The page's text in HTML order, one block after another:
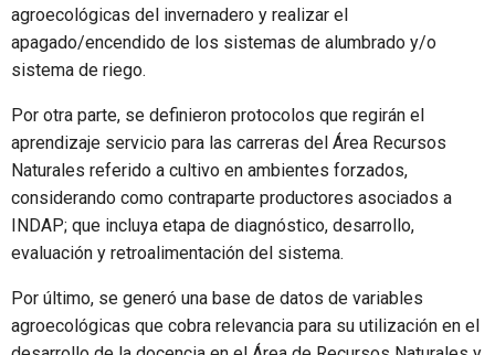
agroecológicas del invernadero y realizar el
apagado/encendido de los sistemas de alumbrado y/o
sistema de riego.
Por otra parte, se definieron protocolos que regirán el
aprendizaje servicio para las carreras del Área Recursos
Naturales referido a cultivo en ambientes forzados,
considerando como contraparte productores asociados a
INDAP; que incluya etapa de diagnóstico, desarrollo,
evaluación y retroalimentación del sistema.
Por último, se generó una base de datos de variables
agroecológicas que cobra relevancia para su utilización en el